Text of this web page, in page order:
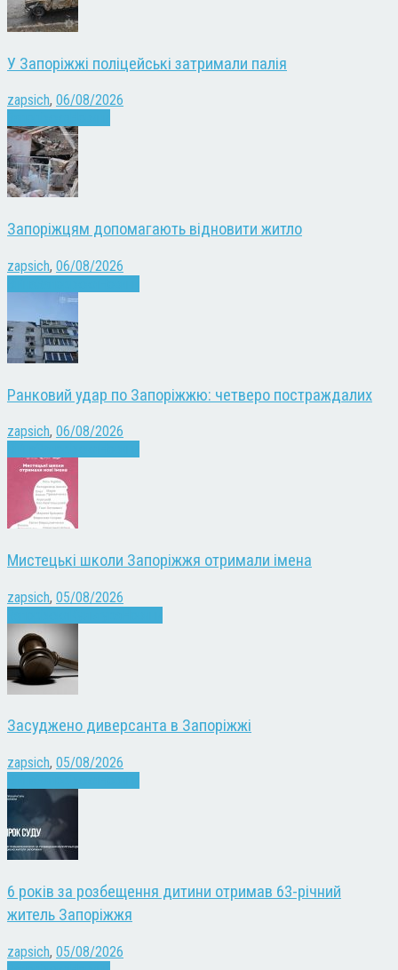
У Запоріжжі поліцейські затримали палія
zapsich, 06/08/2026
Запоріжцям допомагають відновити житло
zapsich, 06/08/2026
Ранковий удар по Запоріжжю: четверо постраждалих
zapsich, 06/08/2026
Мистецькі школи Запоріжжя отримали імена
zapsich, 05/08/2026
Засуджено диверсанта в Запоріжжі
zapsich, 05/08/2026
6 років за розбещення дитини отримав 63-річний
житель Запоріжжя
zapsich, 05/08/2026